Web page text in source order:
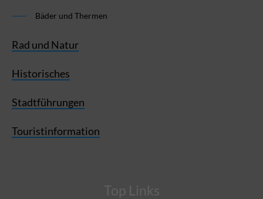
Bäder und Thermen
Rad und Natur
Historisches
Stadtführungen
Touristinformation
Top Links